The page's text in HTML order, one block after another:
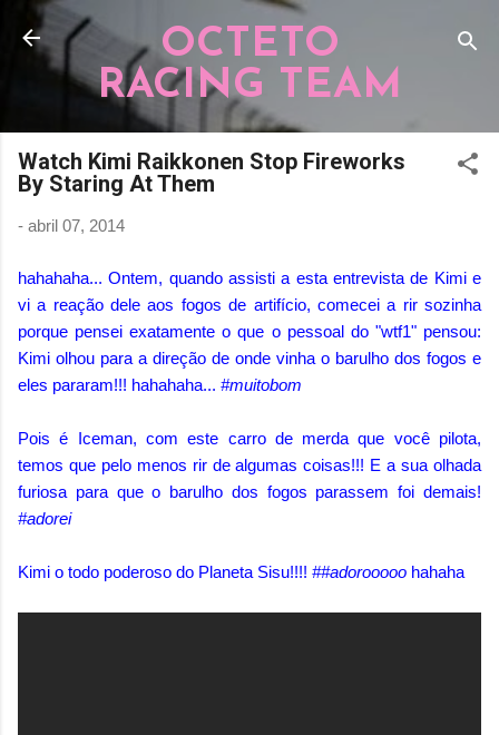
Pular para o conteúdo principal
OCTETO
RACING TEAM
Watch Kimi Raikkonen Stop Fireworks
By Staring At Them
- abril 07, 2014
hahahaha... Ontem, quando assisti a esta entrevista de Kimi e
vi a reação dele aos fogos de artifício, comecei a rir sozinha
porque pensei exatamente o que o pessoal do "wtf1" pensou:
Kimi olhou para a direção de onde vinha o barulho dos fogos e
eles pararam!!! hahahaha... #muitobom
Pois é Iceman, com este carro de merda que você pilota,
temos que pelo menos rir de algumas coisas!!! E a sua olhada
furiosa para que o barulho dos fogos parassem foi demais!
#adorei
Kimi o todo poderoso do Planeta Sisu!!!! ##adorooooo hahaha